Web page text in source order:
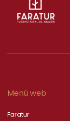
Menú web
Faratur